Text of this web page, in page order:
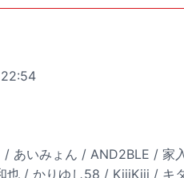
あいみょん / AND2BLE / 家
也 / かりゆし58 / KiiiKiii / キ